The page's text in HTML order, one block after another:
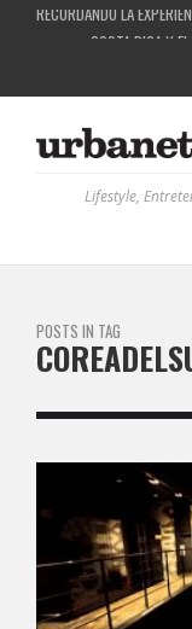
COSTA RICA Y
RUTAS NATURBANAS:
LA HISTORIA DETRÁS DE
Lifestyle,
POSTS IN TAG